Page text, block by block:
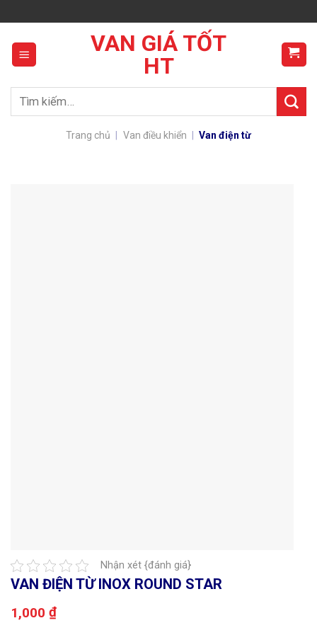
to
content
VAN GIÁ TỐT
HT
Tìm
Trang chủ Van điều khiển Van điện từ
Nhận xét {đánh giá}
VAN ĐIỆN TỪ INOX ROUND STAR
1,000 ₫